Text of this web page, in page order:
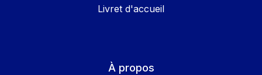
Livret d'accueil
À propos